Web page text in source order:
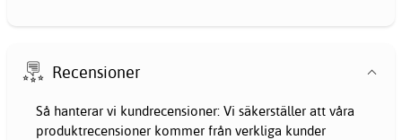
Recensioner
Så hanterar vi kundrecensioner: Vi säkerställer att våra
produktrecensioner kommer från verkliga kunder